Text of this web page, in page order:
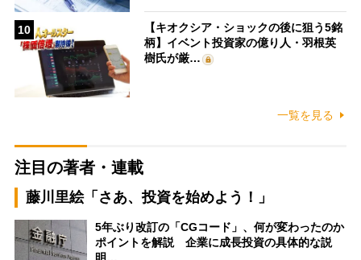
10
【キオクシア・ショックの後に狙う5銘
柄】イベント投資家の億り人・羽根英
樹氏が厳…
一覧を見る
注目の著者・連載
藤川里絵「さあ、投資を始めよう！」
5年ぶり改訂の「CGコード」、何が変わったのか
ポイントを解説 企業に成長投資の具体的な説